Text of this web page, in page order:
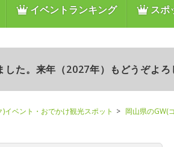
イベントランキング スポ
た。来年（2027年）もどうぞよろ
イベント・おでかけ観光スポット
岡山県のGW(